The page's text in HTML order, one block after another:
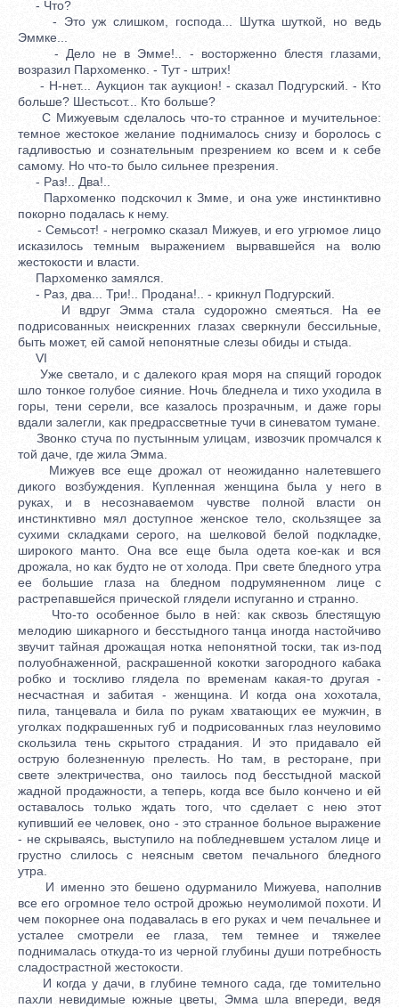
- Что?
- Это уж слишком, господа... Шутка шуткой, но ведь
Эммке...
- Дело не в Эмме!.. - восторженно блестя глазами,
возразил Пархоменко. - Тут - штрих!
- Н-нет... Аукцион так аукцион! - сказал Подгурский. - Кто
больше? Шестьсот... Кто больше?
С Мижуевым сделалось что-то странное и мучительное:
темное жестокое желание поднималось снизу и боролось с
гадливостью и сознательным презрением ко всем и к себе
самому. Но что-то было сильнее презрения.
- Раз!.. Два!..
Пархоменко подскочил к Змме, и она уже инстинктивно
покорно подалась к нему.
- Семьсот! - негромко сказал Мижуев, и его угрюмое лицо
исказилось темным выражением вырвавшейся на волю
жестокости и власти.
Пархоменко замялся.
- Раз, два... Три!.. Продана!.. - крикнул Подгурский.
И вдруг Эмма стала судорожно смеяться. На ее
подрисованных неискренних глазах сверкнули бессильные,
быть может, ей самой непонятные слезы обиды и стыда.
VI
Уже светало, и с далекого края моря на спящий городок
шло тонкое голубое сияние. Ночь бледнела и тихо уходила в
горы, тени серели, все казалось прозрачным, и даже горы
вдали залегли, как предрассветные тучи в синеватом тумане.
Звонко стуча по пустынным улицам, извозчик промчался к
той даче, где жила Эмма.
Мижуев все еще дрожал от неожиданно налетевшего
дикого возбуждения. Купленная женщина была у него в
руках, и в несознаваемом чувстве полной власти он
инстинктивно мял доступное женское тело, скользящее за
сухими складками серого, на шелковой белой подкладке,
широкого манто. Она все еще была одета кое-как и вся
дрожала, но как будто не от холода. При свете бледного утра
ее большие глаза на бледном подрумяненном лице с
растрепавшейся прической глядели испуганно и странно.
Что-то особенное было в ней: как сквозь блестящую
мелодию шикарного и бесстыдного танца иногда настойчиво
звучит тайная дрожащая нотка непонятной тоски, так из-под
полуобнаженной, раскрашенной кокотки загородного кабака
робко и тоскливо глядела по временам какая-то другая -
несчастная и забитая - женщина. И когда она хохотала,
пила, танцевала и била по рукам хватающих ее мужчин, в
уголках подкрашенных губ и подрисованных глаз неуловимо
скользила тень скрытого страдания. И это придавало ей
острую болезненную прелесть. Но там, в ресторане, при
свете электричества, оно таилось под бесстыдной маской
жадной продажности, а теперь, когда все было кончено и ей
оставалось только ждать того, что сделает с нею этот
купивший ее человек, оно - это странное больное выражение
- не скрываясь, выступило на побледневшем усталом лице и
грустно слилось с неясным светом печального бледного
утра.
И именно это бешено одурманило Мижуева, наполнив
все его огромное тело острой дрожью неумолимой похоти. И
чем покорнее она подавалась в его руках и чем печальнее и
усталее смотрели ее глаза, тем темнее и тяжелее
поднималась откуда-то из черной глубины души потребность
сладострастной жестокости.
И когда у дачи, в глубине темного сада, где томительно
пахли невидимые южные цветы, Эмма шла впереди, ведя